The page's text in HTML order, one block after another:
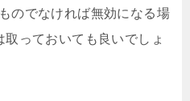
のでなければ無効になる場
っておいても良いでしょ